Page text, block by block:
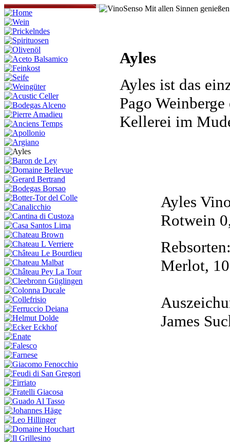
Ayles
Ayles ist das
Pago
Kellerei im
Ayles
Rotwein
Merlot,
James